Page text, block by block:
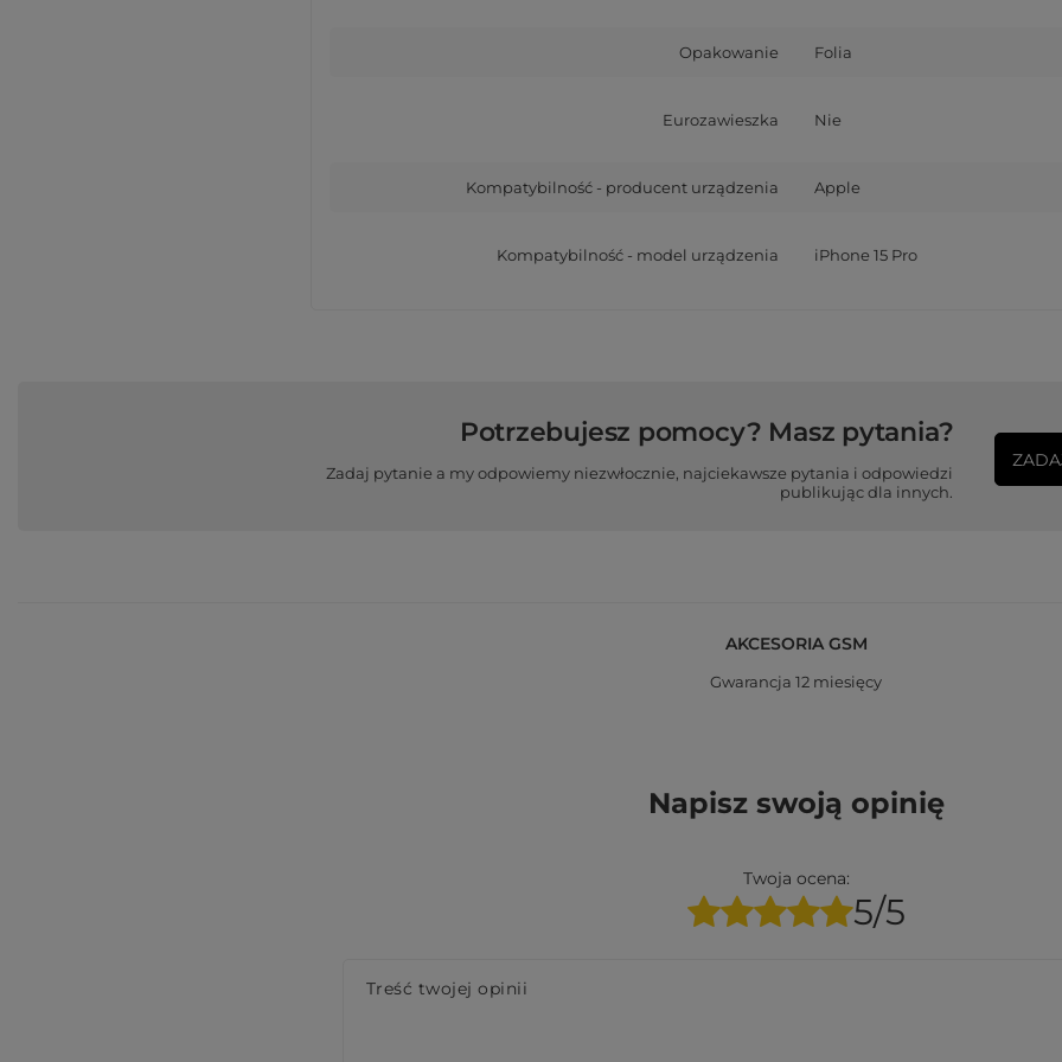
Opakowanie Folia
Eurozawieszka Nie
Kompatybilność - producent urządzenia Apple
Kompatybilność - model urządzenia iPhone 15 Pro
Potrzebujesz pomocy? Masz pytania?
Zadaj pytanie a my odpowiemy niezwłocznie, najciekawsze pytania i odpowiedzi
publikując dla innych.
AKCESORIA GSM
Gwarancja 12 miesięcy
Napisz swoją opinię
Twoja ocena:
5/5
Treść twojej opinii